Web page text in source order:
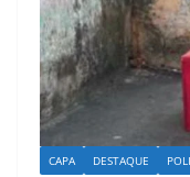
CAPA DESTAQUE